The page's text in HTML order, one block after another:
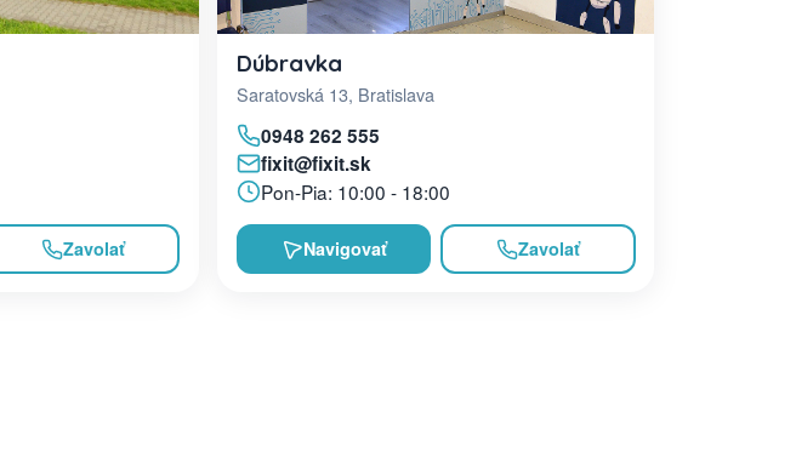
Zavolať
Dúbravka
Saratovská 13, Bratislava
0948 262 555
fixit@fixit.sk
Pon-Pia: 10:00 - 18:00
Navigovať Zavolať